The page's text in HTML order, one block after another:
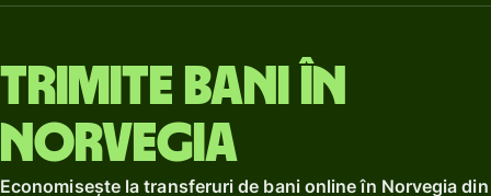
Trimite bani în
Norvegia
Economisește la transferuri de bani online în Norvegia din